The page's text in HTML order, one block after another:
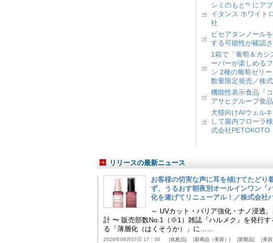
シミのもと*¹ にア
イタンス ホワイト
社
ピセアタンノール
する可能性が確認
1箱で「葡萄＆カシ
ーバーが楽しめる
ン 2種の葡萄ゼリ
数量限定発売／株
機能性表示食品『
アサヒグループ食
犬猫向けAIウェル
して腸内フローラ
式会社PETOKOTO
リリースの最新ニュース
お客様の切実な声に耳を傾けてたど
ず、うるおす朝夜別オールインワン「
化を遂げてリニューアル！／株式会社
～ UVカット・バリア強化・ナノ浸透
計 〜 販売部数No.1（※1）雑誌『ハルメク』を発行
る「薄層化（はくそうか）」に……
2026年08月07日 17：36 化粧品 新商品（美容） 新製品 美容